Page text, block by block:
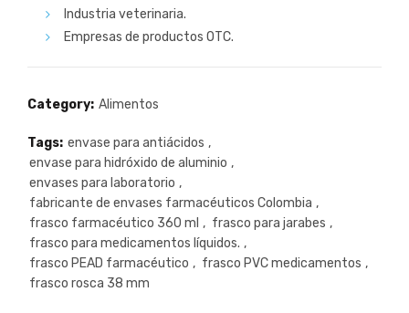
Industria veterinaria.
Empresas de productos OTC.
Category: Alimentos
Tags: envase para antiácidos ,
envase para hidróxido de aluminio ,
envases para laboratorio ,
fabricante de envases farmacéuticos Colombia ,
frasco farmacéutico 360 ml , frasco para jarabes ,
frasco para medicamentos líquidos. ,
frasco PEAD farmacéutico , frasco PVC medicamentos ,
frasco rosca 38 mm